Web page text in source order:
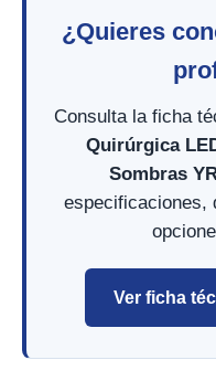
¿Quieres
Consulta la ficha
Quirúrgica
Sombras
especificaciones,
Ver ficha